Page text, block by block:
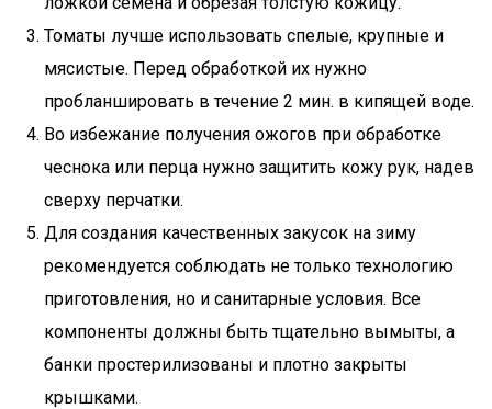
Томаты лучше использовать спелые, крупные и
мясистые. Перед обработкой их нужно
пробланшировать в течение 2 мин. в кипящей воде.
Во избежание получения ожогов при обработке
чеснока или перца нужно защитить кожу рук, надев
сверху перчатки.
Для создания качественных закусок на зиму
рекомендуется соблюдать не только технологию
приготовления, но и санитарные условия. Все
компоненты должны быть тщательно вымыты, а
банки простерилизованы и плотно закрыты
крышками.